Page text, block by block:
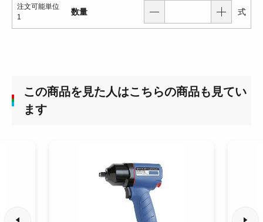
注文可能単位
1
数量 式
この商品を見た人はこちらの商品も見てい
ます